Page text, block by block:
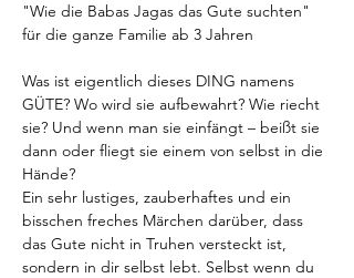
"Wie die Babas Jagas das Gute suchten"
für die ganze Familie ab 3 Jahren
Was ist eigentlich dieses DING namens
GÜTE? Wo wird sie aufbewahrt? Wie riecht
sie? Und wenn man sie einfängt – beißt sie
dann oder fliegt sie einem von selbst in die
Hände?
Ein sehr lustiges, zauberhaftes und ein
bisschen freches Märchen darüber, dass
das Gute nicht in Truhen versteckt ist,
sondern in dir selbst lebt. Selbst wenn du